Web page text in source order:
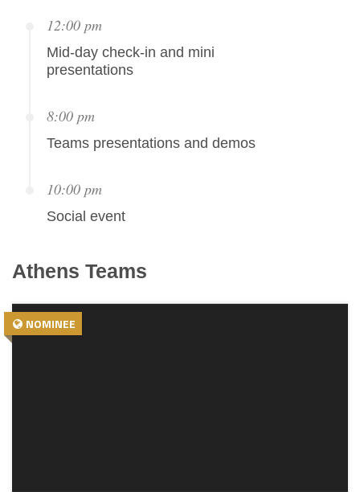
12:00 pm
Mid-day check-in and mini
presentations
8:00 pm
Teams presentations and demos
10:00 pm
Social event
Athens Teams
NOMINEE